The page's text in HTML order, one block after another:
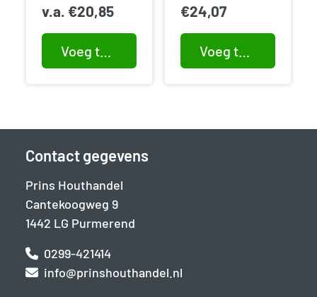
v.a. €20,85
Voeg toe aan winkelwagen
€24,07
Voeg toe aan winkelwagen
Contact gegevens
Prins Houthandel
Cantekoogweg 9
1442 LG Purmerend
0299-421414
info@prinshouthandel.nl